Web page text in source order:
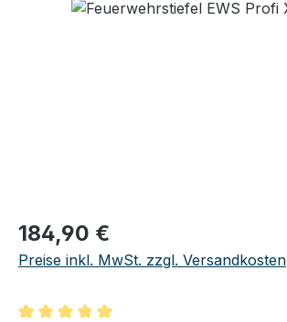
Regulärer Preis:
184,90 €
Preise inkl. MwSt. zzgl. Versandkosten